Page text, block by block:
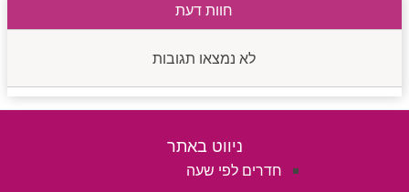
חוות דעת
לא נמצאו תגובות
ניווט באתר
חדרים לפי שעה